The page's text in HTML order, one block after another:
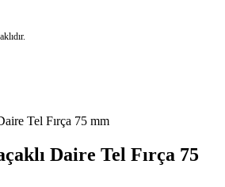
Daire Tel Fırça 75